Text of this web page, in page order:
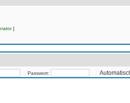
]
Passwort: